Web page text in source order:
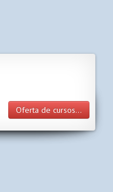
Oferta de cursos...